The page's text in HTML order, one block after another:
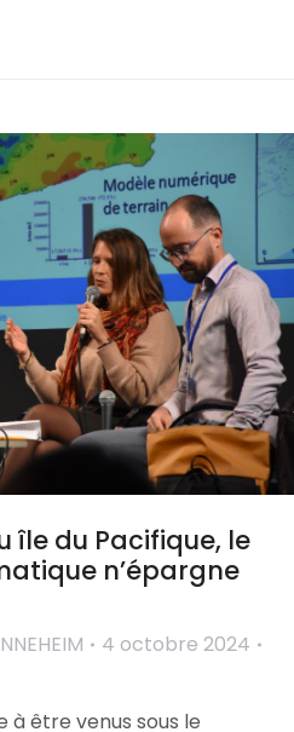
île du Pacifique, le
n’épargne
4 octobre 2024
à être venus sous le